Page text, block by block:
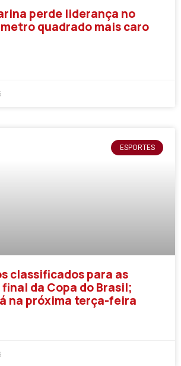
perde liderança no
quadrado mais caro
ESPORTES
classificados para as
da Copa do Brasil;
na próxima terça-feira